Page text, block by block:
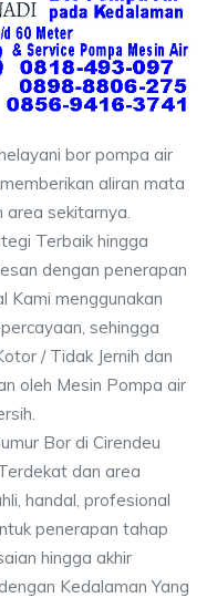
bor pompa air
aliran mata
area sekitarnya.
Terbaik hingga
dengan penerapan
Kami menggunakan
sehingga
/ Tidak Jernih dan
oleh Mesin Pompa air
Bor di Cirendeu
dan area
handal, profesional
penerapan tahap
hingga akhir
Kedalaman Yang